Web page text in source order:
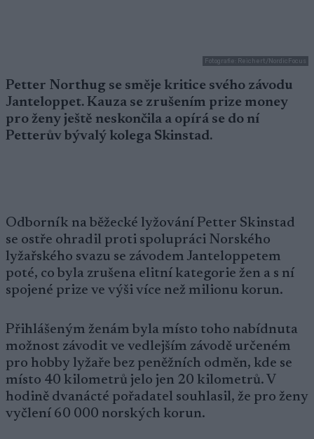
Fotografie: Reichert/NordicFocus
Petter Northug se směje kritice svého závodu
Janteloppet. Kauza se zrušením prize money
pro ženy ještě neskončila a opírá se do ní
Petterův bývalý kolega Skinstad.
Odborník na běžecké lyžování Petter Skinstad
se ostře ohradil proti spolupráci Norského
lyžařského svazu se závodem Janteloppetem
poté, co byla zrušena elitní kategorie žen a s ní
spojené prize ve výši více než milionu korun.
Přihlášeným ženám byla místo toho nabídnuta
možnost závodit ve vedlejším závodě určeném
pro hobby lyžaře bez peněžních odměn, kde se
místo 40 kilometrů jelo jen 20 kilometrů. V
hodině dvanácté pořadatel souhlasil, že pro ženy
vyčlení 60 000 norských korun.